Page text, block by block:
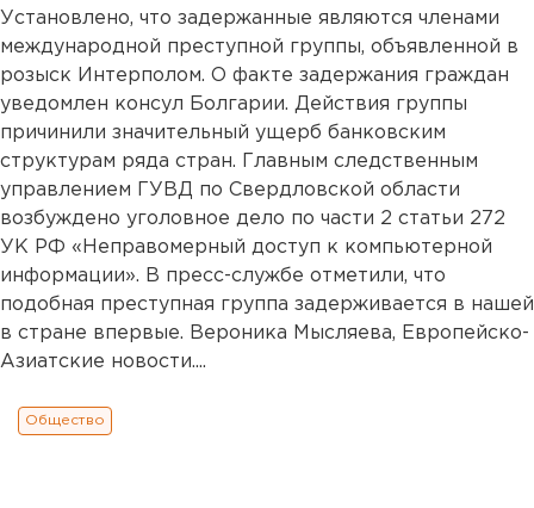
Установлено, что задержанные являются членами
международной преступной группы, объявленной в
розыск Интерполом. О факте задержания граждан
уведомлен консул Болгарии. Действия группы
причинили значительный ущерб банковским
структурам ряда стран. Главным следственным
управлением ГУВД по Свердловской области
возбуждено уголовное дело по части 2 статьи 272
УК РФ «Неправомерный доступ к компьютерной
информации». В пресс-службе отметили, что
подобная преступная группа задерживается в нашей
в стране впервые. Вероника Мысляева, Европейско-
Азиатские новости....
Общество